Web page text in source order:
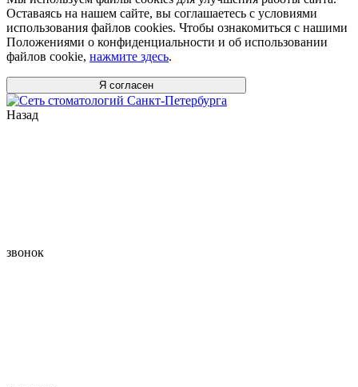
Оставаясь на нашем сайте, вы соглашаетесь с условиями
использования файлов cookies. Чтобы ознакомиться с нашими
Положениями о конфиденциальности и об использовании
файлов cookie, нажмите здесь.
Я согласен
Назад
звонок